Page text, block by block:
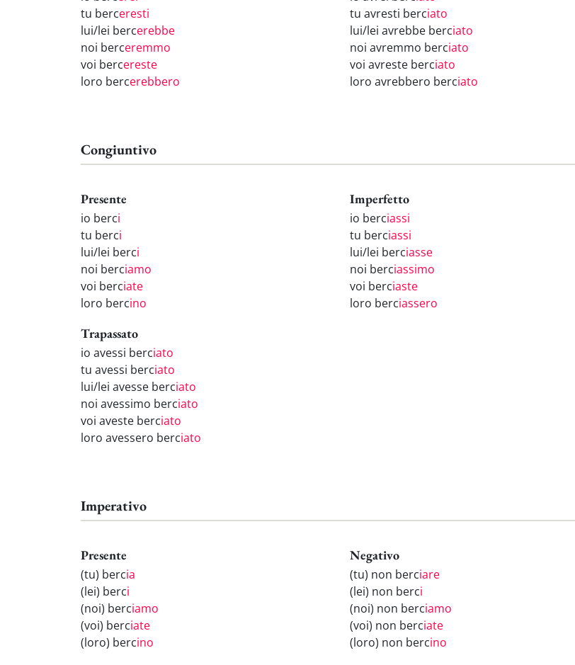
tu berceresti
lui/lei bercerebbe
noi berceremmo
voi bercereste
loro bercerebbero
tu avresti berciato
lui/lei avrebbe berciato
noi avremmo berciato
voi avreste berciato
loro avrebbero berciato
Congiuntivo
Presente
io berci
tu berci
lui/lei berci
noi berciamo
voi berciate
loro bercino
Imperfetto
io berciassi
tu berciassi
lui/lei berciasse
noi berciassimo
voi berciaste
loro berciassero
Trapassato
io avessi berciato
tu avessi berciato
lui/lei avesse berciato
noi avessimo berciato
voi aveste berciato
loro avessero berciato
Imperativo
Presente
(tu) bercia
(lei) berci
(noi) berciamo
(voi) berciate
(loro) bercino
Negativo
(tu) non berciare
(lei) non berci
(noi) non berciamo
(voi) non berciate
(loro) non bercino